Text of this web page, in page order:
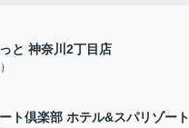
と 神奈川2丁目店
ト倶楽部 ホテル&スパリゾート